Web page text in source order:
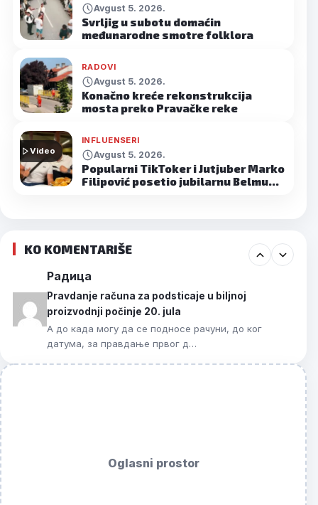
Avgust 5. 2026.
Svrljig u subotu domaćin
međunarodne smotre folklora
RADOVI
Avgust 5. 2026.
Konačno kreće rekonstrukcija
mosta preko Pravačke reke
Video
INFLUENSERI
Avgust 5. 2026.
Popularni TikToker i Jutjuber Marko
Filipović posetio jubilarnu Belmu…
KO KOMENTARIŠE
Радица
Pravdanje računa za podsticaje u biljnoj
proizvodnji počinje 20. jula
А до када могу да се подносе рачуни, до ког
датума, за правдање првог д…
Oglasni prostor